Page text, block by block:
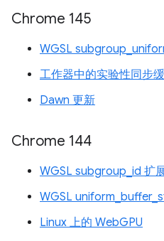
Chrome 145
WGSL
工作器中的实验性同步
Dawn 更新
Chrome 144
WGSL subgroup_id 扩
WGSL
Linux 上的 WebGPU